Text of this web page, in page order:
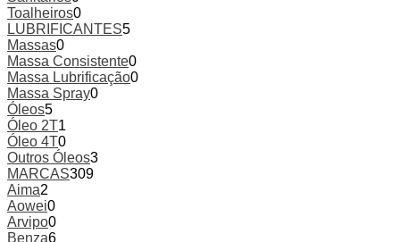
Toalheiros0
LUBRIFICANTES5
Massas0
Massa Consistente0
Massa Lubrificação0
Massa Spray0
Óleos5
Óleo 2T1
Óleo 4T0
Outros Óleos3
MARCAS309
Aima2
Aowei0
Arvipo0
Benza6